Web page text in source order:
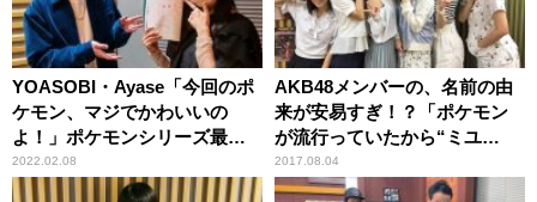
YOASOBI・Ayase「今回のポ
ケモン、マジでかわいいの
よ！」ポケモンシリーズ最新
作を謳歌
2022.02.08
AKB48メンバーの、名前の由
来が安易すぎ！？「ポケモン
が流行っていたから“ミユ
ウ”」
2017.08.04